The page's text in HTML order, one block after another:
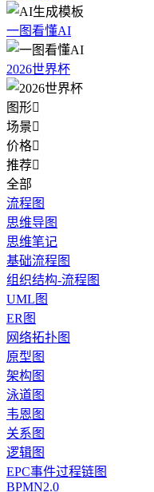
一图看懂AI
2026世界杯
图形
场景
价格
推荐
全部
流程图
思维导图
思维笔记
基础流程图
组织结构-流程图
UML图
ER图
网络拓扑图
原型图
架构图
泳道图
韦恩图
关系图
逻辑图
EPC事件过程链图
BPMN2.0